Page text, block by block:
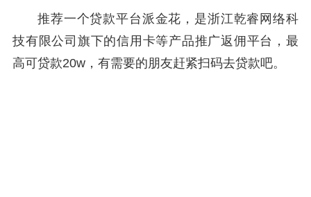
推荐一个贷款平台派金花，是浙江乾睿网络科
技有限公司旗下的信用卡等产品推广返佣平台，最
高可贷款20w，有需要的朋友赶紧扫码去贷款吧。